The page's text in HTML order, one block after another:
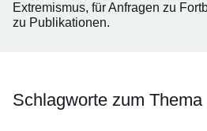
Extremismus, für Anfragen zu
zu Publikationen.
Schlagworte zum Thema